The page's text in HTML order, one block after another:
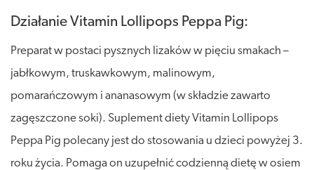
Działanie Vitamin Lollipops Peppa Pig:
Preparat w postaci pysznych lizaków w pięciu smakach –
jabłkowym, truskawkowym, malinowym,
pomarańczowym i ananasowym (w składzie zawarto
zagęszczone soki). Suplement diety Vitamin Lollipops
Peppa Pig polecany jest do stosowania u dzieci powyżej 3.
roku życia. Pomaga on uzupełnić codzienną dietę w osiem